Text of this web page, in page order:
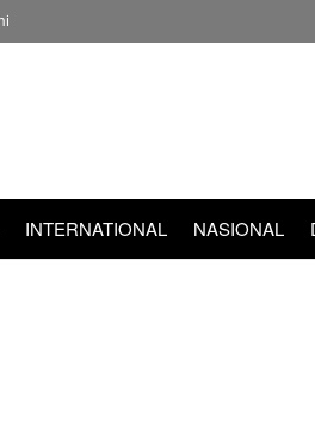
INTERNATIONAL NASIONAL